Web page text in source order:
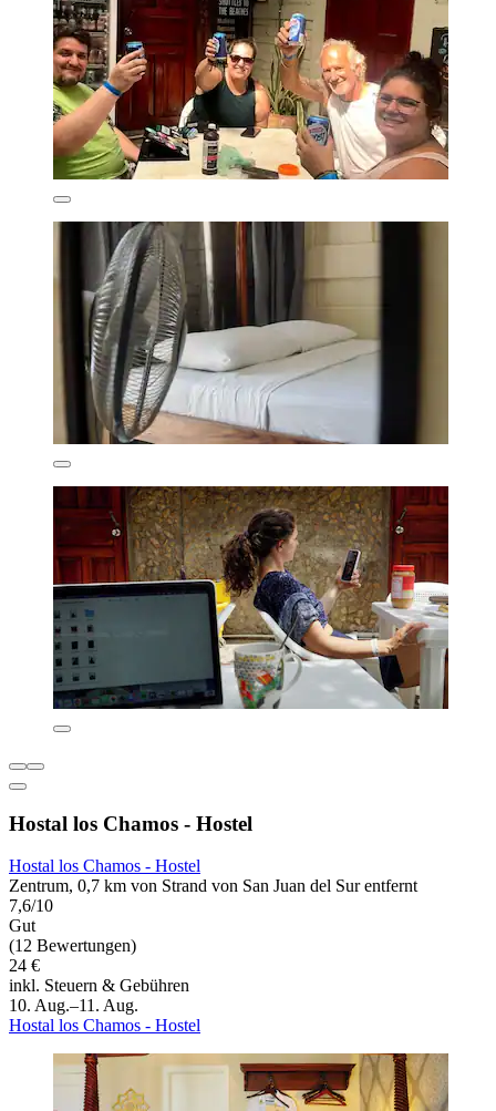
Hostal los Chamos - Hostel
Hostal los Chamos - Hostel
Zentrum, 0,7 km von Strand von San Juan del Sur entfernt
7,6/10
Gut
(12 Bewertungen)
24 €
inkl. Steuern & Gebühren
10. Aug.–11. Aug.
Hostal los Chamos - Hostel